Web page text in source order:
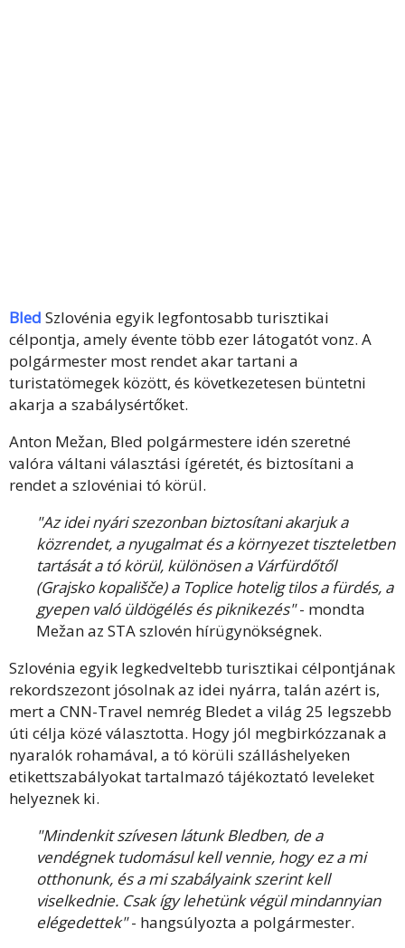
Bled Szlovénia egyik legfontosabb turisztikai
célpontja, amely évente több ezer látogatót vonz. A
polgármester most rendet akar tartani a
turistatömegek között, és következetesen büntetni
akarja a szabálysértőket.
Anton Mežan, Bled polgármestere idén szeretné
valóra váltani választási ígéretét, és biztosítani a
rendet a szlovéniai tó körül.
"Az idei nyári szezonban biztosítani akarjuk a
közrendet, a nyugalmat és a környezet tiszteletben
tartását a tó körül, különösen a Várfürdőtől
(Grajsko kopališče) a Toplice hotelig tilos a fürdés, a
gyepen való üldögélés és piknikezés"- mondta
Mežan az STA szlovén hírügynökségnek.
Szlovénia egyik legkedveltebb turisztikai célpontjának
rekordszezont jósolnak az idei nyárra, talán azért is,
mert a CNN-Travel nemrég Bledet a világ 25 legszebb
úti célja közé választotta. Hogy jól megbirkózzanak a
nyaralók rohamával, a tó körüli szálláshelyeken
etikettszabályokat tartalmazó tájékoztató leveleket
helyeznek ki.
"Mindenkit szívesen látunk Bledben, de a
vendégnek tudomásul kell vennie, hogy ez a mi
otthonunk, és a mi szabályaink szerint kell
viselkednie. Csak így lehetünk végül mindannyian
elégedettek"- hangsúlyozta a polgármester.